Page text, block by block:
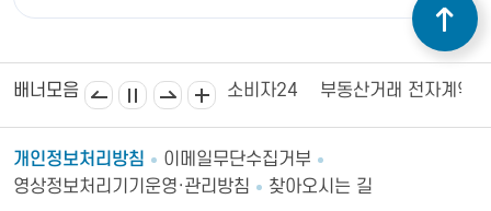
배너모음
상공회의소 김제시의회 소비자24 부동산거래 전자계약
개인정보처리방침
이메일무단수집거부
영상정보처리기기운영·관리방침
찾아오시는 길